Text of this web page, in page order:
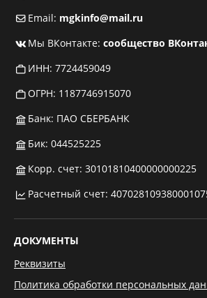
Email: mgkinfo@mail.ru
Мы ВКонтакте: сообщество
ИНН: 7724459049
ОГРН: 1187746915070
Банк: ПАО СБЕРБАНК
Бик: 044525225
Корр. счет: 30101810400000000225
Расчетный счет:
ДОКУМЕНТЫ
Реквизиты
Политика обработки персональных